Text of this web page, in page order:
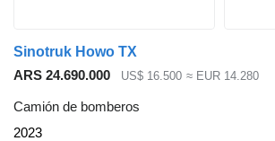
Sinotruk Howo TX
ARS 24.690.000
US$ 16.500 ≈ EUR 14.280
Camión de bomberos
2023